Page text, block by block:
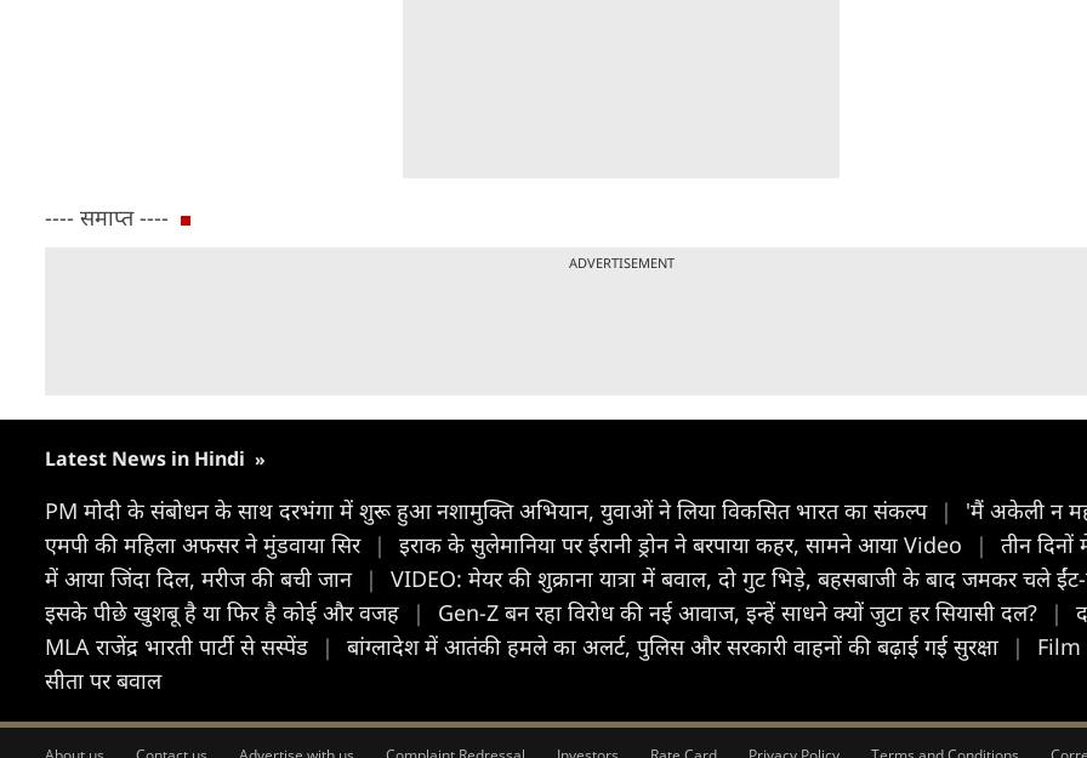
---- समाप्त ----
ADVERTISEMENT
Latest News in Hindi »
PM मोदी के संबोधन के साथ दरभंगा में शुरू हुआ नशामुक्ति अभियान, युवाओं ने लिया विकसित भारत का संकल्प |
'मैं अकेली न
एमपी की महिला अफसर ने मुंडवाया सिर | इराक के सुलेमानिया पर ईरानी ड्रोन ने बरपाया कहर, सामने आया Video |
तीन
में आया जिंदा दिल, मरीज की बची जान | VIDEO: मेयर की शुक्राना यात्रा में बवाल, दो गुट भिड़े, बहसबाजी के बाद जमकर चले
इसके पीछे खुशबू है या फिर है कोई और वजह
| Gen-Z बन रहा विरोध की नई आवाज, इन्हें साधने क्यों जुटा हर सियासी दल? |
MLA राजेंद्र भारती पार्टी से सस्पेंड
| बांग्लादेश में आतंकी हमले का अलर्ट, पुलिस और सरकारी वाहनों की बढ़ाई गई सुरक्षा |
Film
सीता पर बवाल